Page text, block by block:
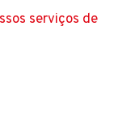
serviços de